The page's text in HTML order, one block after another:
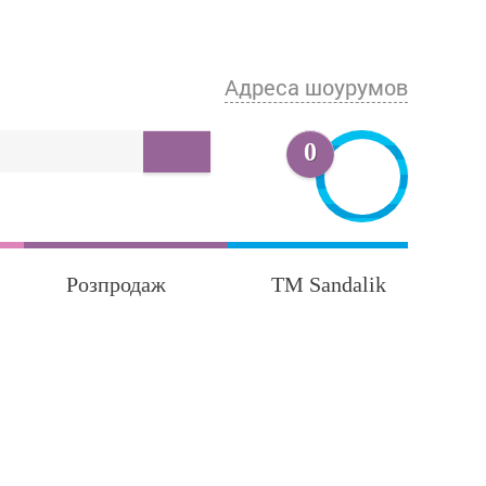
Адреса шоурумов
0
Розпродаж TM Sandalik